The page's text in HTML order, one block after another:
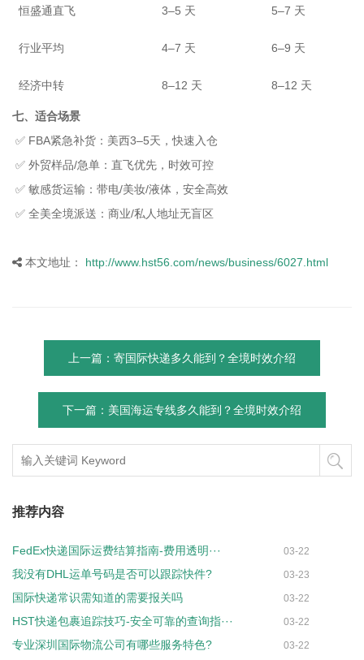
恒盛通直飞 3–5 天 5–7 天
行业平均 4–7 天 6–9 天
经济中转 8–12 天 8–12 天
七、适合场景
✅ FBA紧急补货：美西3–5天，快速入仓
✅ 外贸样品/急单：直飞优先，时效可控
✅ 敏感货运输：带电/美妆/液体，安全高效
✅ 全美全境派送：商业/私人地址无盲区
本文地址： http://www.hst56.com/news/business/6027.html
上一篇：寄国际快递多久能到？全境时效介绍
下一篇：美国海运专线多久能到？全境时效介绍
推荐内容
FedEx快递国际运费结算指南-费用透明··· 03-22
我没有DHL运单号码是否可以跟踪快件? 03-23
国际快递常识需知道的需要报关吗 03-22
HST快递包裹追踪技巧-安全可靠的查询指··· 03-22
专业深圳国际物流公司有哪些服务特色? 03-22